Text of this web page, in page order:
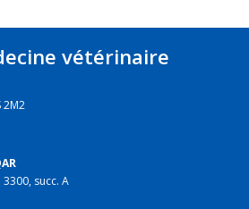
vétérinaire
2M2
succ. A